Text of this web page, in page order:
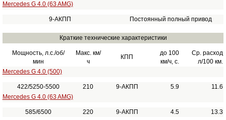
Mercedes G 4.0 (63 AMG)
9-АКПП Постоянный полный привод
Краткие технические характеристики
Мощность, л.с./об/
мин
Макс. км/
ч
КПП
до 100
км/ч, с.
Ср. расход
л/100 км.
Mercedes G 4.0 (500)
422/5250-5500 210 9-АКПП 5.9
11.6
Mercedes G 4.0 (63 AMG)
585/6500 220 9-АКПП 4.5 13.3